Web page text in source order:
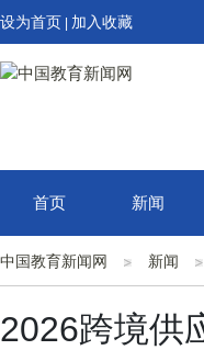
设为首页 加入收藏
首页 新闻
中国教育新闻网 新闻
2026跨境供